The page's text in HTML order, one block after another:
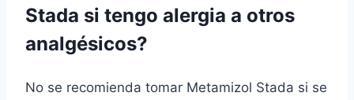
Stada si tengo alergia a otros
analgésicos?
No se recomienda tomar Metamizol Stada si se